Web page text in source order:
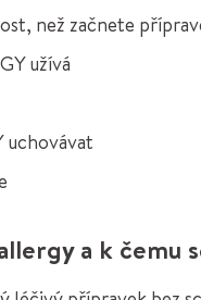
než začnete
užívá
uchovávat
a k čemu